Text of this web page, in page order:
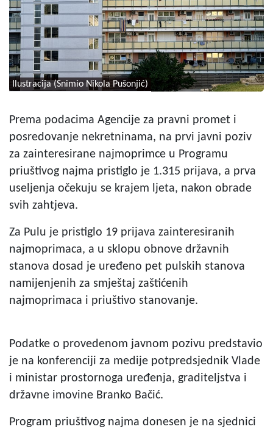
Ilustracija (Snimio Nikola Pušonjić)
Prema podacima Agencije za pravni promet i
posredovanje nekretninama, na prvi javni poziv
za zainteresirane najmoprimce u Programu
priuštivog najma pristiglo je 1.315 prijava, a prva
useljenja očekuju se krajem ljeta, nakon obrade
svih zahtjeva.
Za Pulu je pristiglo 19 prijava zainteresiranih
najmoprimaca, a u sklopu obnove državnih
stanova dosad je uređeno pet pulskih stanova
namijenjenih za smještaj zaštićenih
najmoprimaca i priuštivo stanovanje.
Podatke o provedenom javnom pozivu predstavio
je na konferenciji za medije potpredsjednik Vlade
i ministar prostornoga uređenja, graditeljstva i
državne imovine Branko Bačić.
Program priuštivog najma donesen je na sjednici